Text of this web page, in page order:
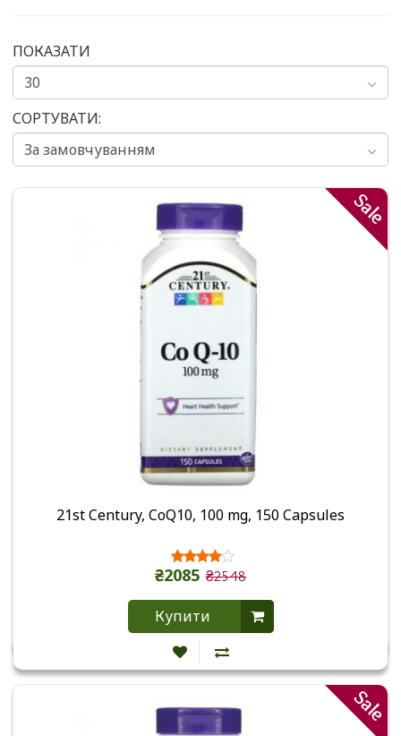
ПОКАЗАТИ
СОРТУВАТИ:
Sale
21st Century, CoQ10, 100 mg, 150 Capsules
₴2085 ₴2548
Купити
Sale